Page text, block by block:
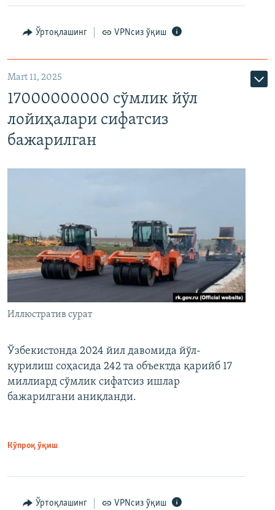
Ўртоқлашинг VPNсиз ўқиш
Mart 11, 2025
17000000000 сўмлик йўл
лойиҳалари сифатсиз
бажарилган
Иллюстратив сурат
Ўзбекистонда 2024 йил давомида йўл-
қурилиш соҳасида 242 та объектда қарийб 17
миллиард сўмлик сифатсиз ишлар
бажарилгани аниқланди.
Кўпроқ ўқиш
Ўртоқлашинг VPNсиз ўқиш